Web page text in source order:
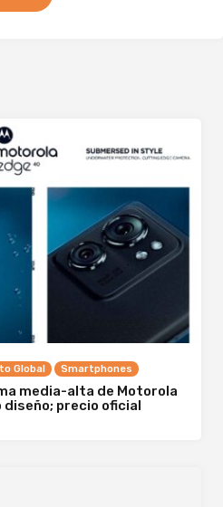
Global Smartphones
media-alta de Motorola
diseño; precio oficial